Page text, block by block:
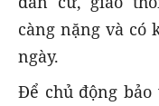
càng nặng và có
ngày.
Để chủ động bảo